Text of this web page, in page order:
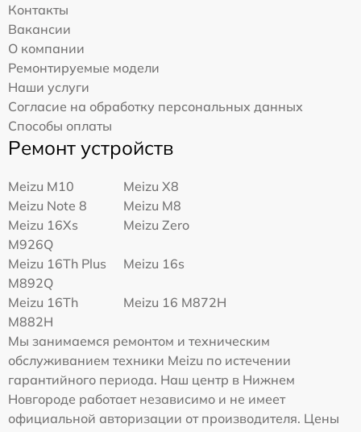
Контакты
Вакансии
О компании
Ремонтируемые модели
Наши услуги
Согласие на обработку персональных данных
Способы оплаты
Ремонт устройств
Meizu M10
Meizu X8
Meizu Note 8
Meizu M8
Meizu 16Xs
M926Q
Meizu Zero
Meizu 16Th Plus
M892Q
Meizu 16s
Meizu 16Th
M882H
Meizu 16 M872H
Мы занимаемся ремонтом и техническим
обслуживанием техники Meizu по истечении
гарантийного периода. Наш центр в Нижнем
Новгороде работает независимо и не имеет
официальной авторизации от производителя. Цены